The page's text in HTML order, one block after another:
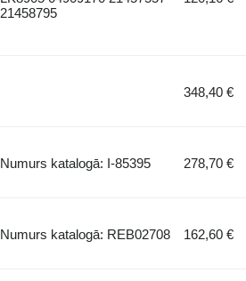
21458795
348,40 €
Numurs katalogā: I-85395 278,70 €
Numurs katalogā: REB02708 162,60 €